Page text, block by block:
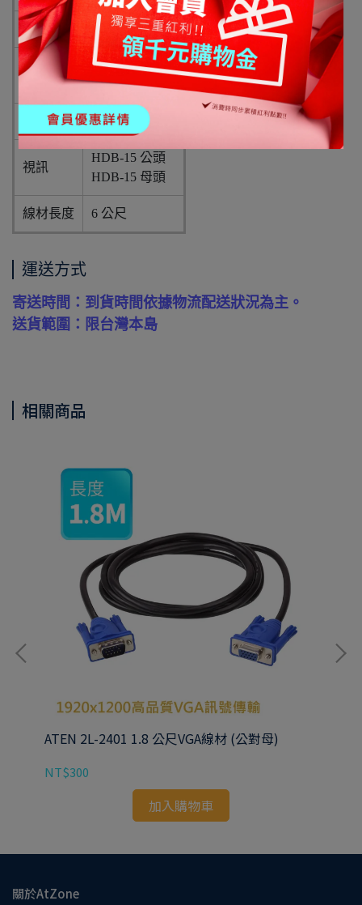
加套
材料
外披: PVC
遮蔽: 鋁箔麥拉
連接介面
視訊
HDB-15 公頭
HDB-15 母頭
線材長度 6 公尺
運送方式
寄送時間：到貨時間依據物流配送狀況為主。
送貨範圍：限台灣本島
相關商品
ATEN 2L-2401 1.8 公尺VGA線材 (公對母)
NT$300
加入購物車
關於AtZone